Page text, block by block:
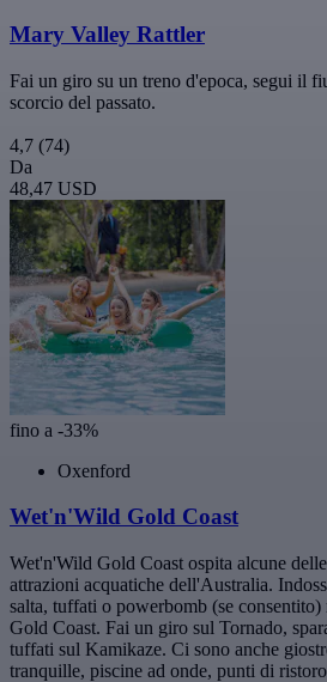
Mary Valley Rattler
Fai un giro su un treno d'epoca, segui il
scorcio del passato.
4,7 (74)
Da
48,47 USD
fino a -33%
Oxenford
Wet'n'Wild Gold Coast
Wet'n'Wild Gold Coast ospita alcune
attrazioni acquatiche dell'Australia.
salta, tuffati o powerbomb (se
Gold Coast. Fai un giro sul Tornado,
tuffati sul Kamikaze. Ci sono anche
tranquille, piscine ad onde, punti di